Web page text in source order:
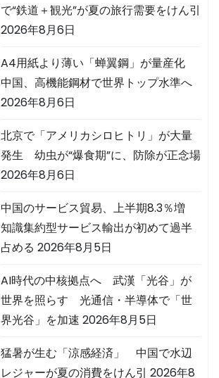
で“鉄道＋観光”が夏の旅行需要をけん引
2026年8月6日
A4用紙より薄い「蝉翼鋼」が量産化
中国、高機能鋼材で世界トップ水準へ
2026年8月6日
北京で「アメリカシロヒトリ」が大量
発生 幼虫が“爆食期”に、防除が正念場
2026年8月6日
中国のサービス貿易、上半期8.3％増
知識集約型サービス輸出が初めて過半
占める 2026年8月5日
AI時代の中核拠点へ 武漢「光谷」が
世界を照らす 光通信・半導体で「世
界光谷」を加速 2026年8月5日
猛暑が生む「涼感経済」 中国で水辺
レジャーが夏の消費をけん引 2026年8